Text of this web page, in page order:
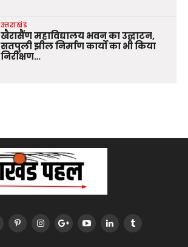
उत्तराखंड
खैरासैंण महाविद्यालय भवन का उद्घाटन,
सतपुली झील निर्माण कार्यों का भी किया
निरीक्षण…